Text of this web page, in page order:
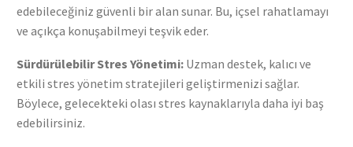
edebileceğiniz güvenli bir alan sunar. Bu, içsel rahatlamayı
ve açıkça konuşabilmeyi teşvik eder.
Sürdürülebilir Stres Yönetimi: Uzman destek, kalıcı ve
etkili stres yönetim stratejileri geliştirmenizi sağlar.
Böylece, gelecekteki olası stres kaynaklarıyla daha iyi baş
edebilirsiniz.